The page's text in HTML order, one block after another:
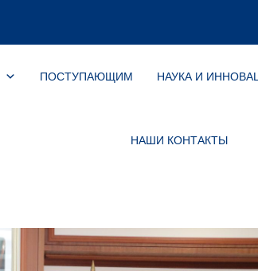
ПОСТУПАЮЩИМ НАУКА И
НАШИ КОНТАКТЫ